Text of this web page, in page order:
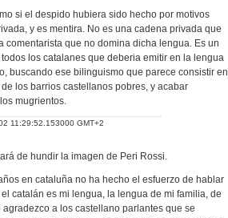
si el despido hubiera sido hecho por motivos
y es mentira. No es una cadena privada que
comentarista que no domina dicha lengua. Es un
los catalanes que deberia emitir en la lengua
buscando ese bilinguismo que parece consistir en
los barrios castellanos pobres, y acabar
mugrientos.
11:29:52.153000 GMT+2
de hundir la imagen de Peri Rossi.
en cataluña no ha hecho el esfuerzo de hablar
catalán es mi lengua, la lengua de mi familia, de
a los castellano parlantes que se